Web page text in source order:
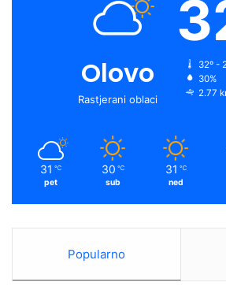
Olovo
Rastjerani oblaci
32º -
30%
2.77
31 ℃
pet
30 ℃
sub
31 ℃
ned
Popularno